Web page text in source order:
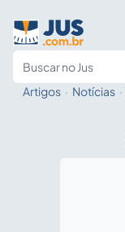
Artigos · Notícias ·